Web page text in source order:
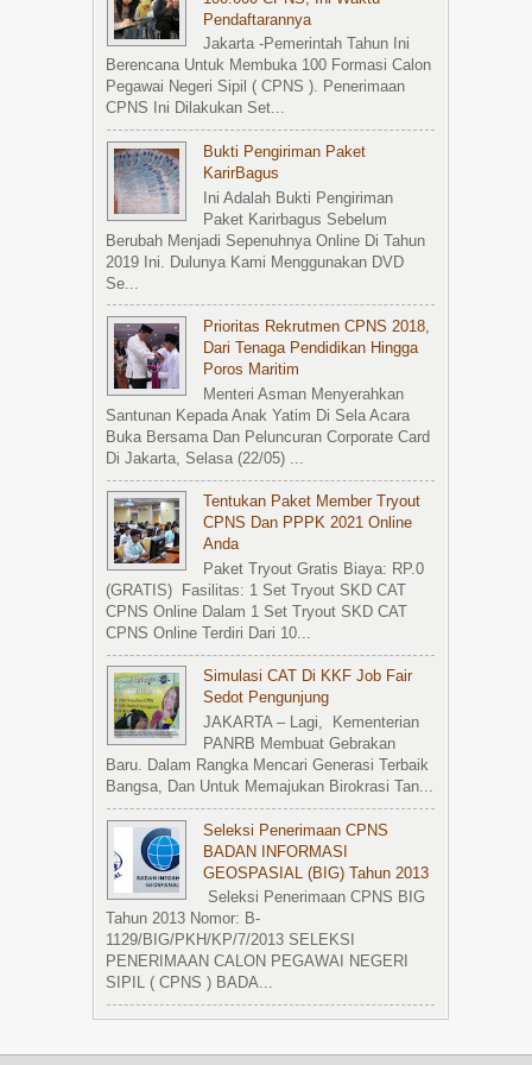
Pendaftarannya
Jakarta -Pemerintah Tahun Ini
Berencana Untuk Membuka 100 Formasi Calon
Pegawai Negeri Sipil ( CPNS ). Penerimaan
CPNS Ini Dilakukan Set...
Bukti Pengiriman Paket
KarirBagus
Ini Adalah Bukti Pengiriman
Paket Karirbagus Sebelum
Berubah Menjadi Sepenuhnya Online Di Tahun
2019 Ini. Dulunya Kami Menggunakan DVD
Se...
Prioritas Rekrutmen CPNS 2018,
Dari Tenaga Pendidikan Hingga
Poros Maritim
Menteri Asman Menyerahkan
Santunan Kepada Anak Yatim Di Sela Acara
Buka Bersama Dan Peluncuran Corporate Card
Di Jakarta, Selasa (22/05) ...
Tentukan Paket Member Tryout
CPNS Dan PPPK 2021 Online
Anda
Paket Tryout Gratis Biaya: RP.0
(GRATIS) Fasilitas: 1 Set Tryout SKD CAT
CPNS Online Dalam 1 Set Tryout SKD CAT
CPNS Online Terdiri Dari 10...
Simulasi CAT Di KKF Job Fair
Sedot Pengunjung
JAKARTA – Lagi, Kementerian
PANRB Membuat Gebrakan
Baru. Dalam Rangka Mencari Generasi Terbaik
Bangsa, Dan Untuk Memajukan Birokrasi Tan...
Seleksi Penerimaan CPNS
BADAN INFORMASI
GEOSPASIAL (BIG) Tahun 2013
Seleksi Penerimaan CPNS BIG
Tahun 2013 Nomor: B-
1129/BIG/PKH/KP/7/2013 SELEKSI
PENERIMAAN CALON PEGAWAI NEGERI
SIPIL ( CPNS ) BADA...